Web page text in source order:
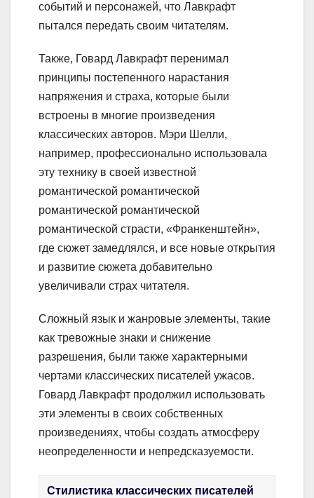
событий и персонажей, что Лавкрафт
пытался передать своим читателям.
Также, Говард Лавкрафт перенимал
принципы постепенного нарастания
напряжения и страха, которые были
встроены в многие произведения
классических авторов. Мэри Шелли,
например, профессионально использовала
эту технику в своей известной
романтической романтической
романтической романтической
романтической страсти, «Франкенштейн»,
где сюжет замедлялся, и все новые открытия
и развитие сюжета добавительно
увеличивали страх читателя.
Сложный язык и жанровые элементы, такие
как тревожные знаки и снижение
разрешения, были также характерными
чертами классических писателей ужасов.
Говард Лавкрафт продолжил использовать
эти элементы в своих собственных
произведениях, чтобы создать атмосферу
неопределенности и непредсказуемости.
Стилистика классических писателей